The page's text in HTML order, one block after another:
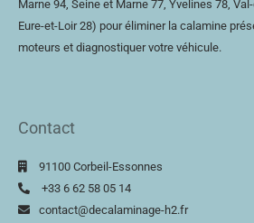
Marne 94, Seine et Marne 77, Yvelines 78,
Eure-et-Loir28) pour éliminer la calamine
moteurs et diagnostiquer votre véhicule.
Contact
91100 Corbeil-Essonnes
+33 6 62 58 05 14
contact@decalaminage-h2.fr